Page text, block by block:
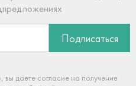
Подписаться
даете согласие на получение